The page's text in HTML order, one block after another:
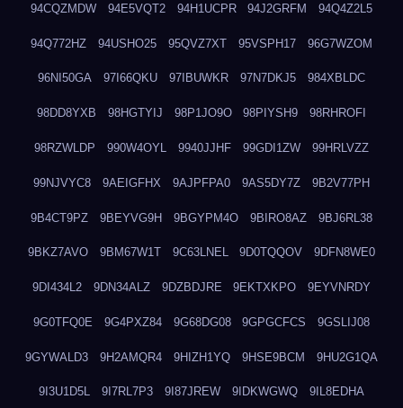
94CQZMDW 94E5VQT2 94H1UCPR 94J2GRFM 94Q4Z2L5
94Q772HZ 94USHO25 95QVZ7XT 95VSPH17 96G7WZOM
96NI50GA 97I66QKU 97IBUWKR 97N7DKJ5 984XBLDC
98DD8YXB 98HGTYIJ 98P1JO9O 98PIYSH9 98RHROFI
98RZWLDP 990W4OYL 9940JJHF 99GDI1ZW 99HRLVZZ
99NJVYC8 9AEIGFHX 9AJPFPA0 9AS5DY7Z 9B2V77PH
9B4CT9PZ 9BEYVG9H 9BGYPM4O 9BIRO8AZ 9BJ6RL38
9BKZ7AVO 9BM67W1T 9C63LNEL 9D0TQQOV 9DFN8WE0
9DI434L2 9DN34ALZ 9DZBDJRE 9EKTXKPO 9EYVNRDY
9G0TFQ0E 9G4PXZ84 9G68DG08 9GPGCFCS 9GSLIJ08
9GYWALD3 9H2AMQR4 9HIZH1YQ 9HSE9BCM 9HU2G1QA
9I3U1D5L 9I7RL7P3 9I87JREW 9IDKWGWQ 9IL8EDHA